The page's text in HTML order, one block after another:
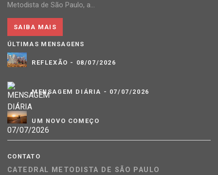
Metodista de São Paulo, a...
SAIBA MAIS
ÚLTIMAS MENSAGENS
REFLEXÃO - 08/07/2026
MENSAGEM DIÁRIA - 07/07/2026
UM NOVO COMEÇO
CONTATO
CATEDRAL METODISTA DE SÃO PAULO